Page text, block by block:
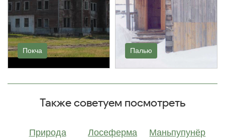
Покча Палью
Также советуем посмотреть
Природа Лосеферма Маньпупунёр